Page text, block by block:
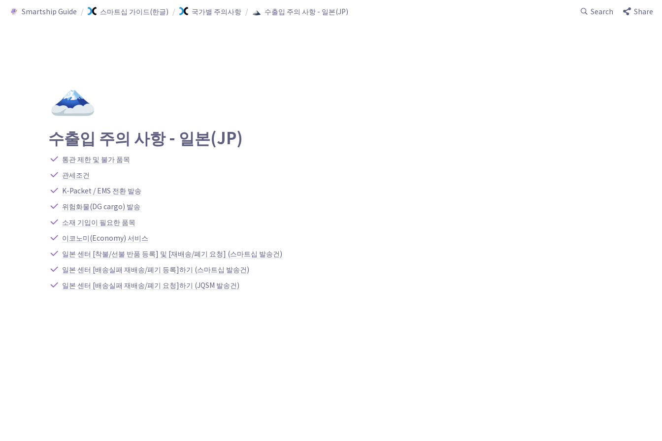
Smartship Guide / 스마트십 가이드(한글) / 국가별 주의사항 / 수출입 주의 사항 - 일본(JP) Search Share
🗻
수출입 주의 사항 - 일본(JP)
통관 제한 및 불가 품목
관세조건
K-Packet / EMS 전환 발송
위험화물(DG cargo) 발송
소재 기입이 필요한 품목
이코노미(Economy) 서비스
일본 센터 [착불/선불 반품 등록] 및 [재배송/폐기 요청] (스마트십 발송건)
일본 센터 [배송실패 재배송/폐기 등록]하기 (스마트십 발송건)
일본 센터 [배송실패 재배송/폐기 요청]하기 (JQSM 발송건)